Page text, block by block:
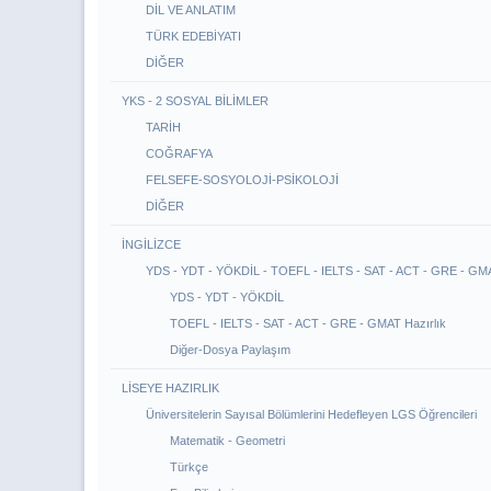
DİL VE ANLATIM
TÜRK EDEBİYATI
DİĞER
YKS - 2 SOSYAL BİLİMLER
TARİH
COĞRAFYA
FELSEFE-SOSYOLOJİ-PSİKOLOJİ
DİĞER
İNGİLİZCE
YDS - YDT - YÖKDİL - TOEFL - IELTS - SAT - ACT - GRE -
YDS - YDT - YÖKDİL
TOEFL - IELTS - SAT - ACT - GRE - GMAT Hazırlık
Diğer-Dosya Paylaşım
LİSEYE HAZIRLIK
Üniversitelerin Sayısal Bölümlerini Hedefleyen LGS Öğrencileri
Matematik - Geometri
Türkçe